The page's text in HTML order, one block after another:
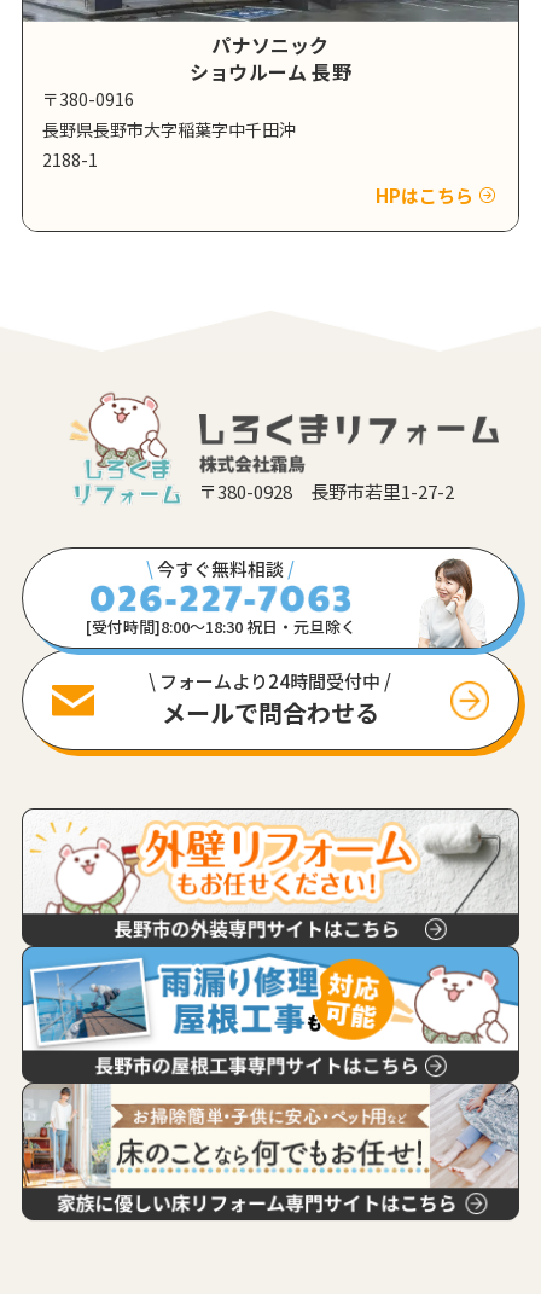
パナソニック
ショウルーム 長野
〒380-0916
長野県長野市大字稲葉字中千田沖
2188-1
HPはこちら
〒380-0928 長野市若里1-27-2
\今すぐ無料相談 /
[受付時間]8:00〜18:30 祝日・元旦除く
\ フォームより24時間受付中 /
メールで問合わせる